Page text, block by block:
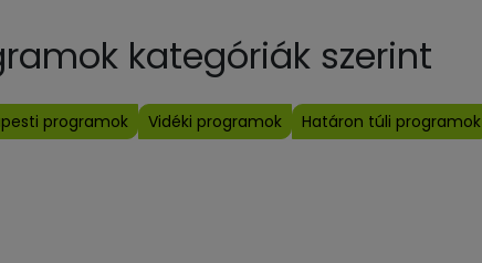
kategóriák szerint
programok Vidéki programok Határon túli programok